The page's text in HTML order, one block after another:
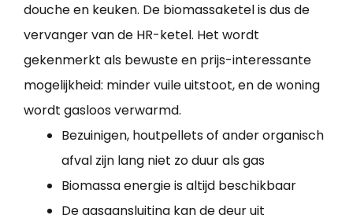
douche en keuken. De biomassaketel is dus de
vervanger van de HR-ketel. Het wordt
gekenmerkt als bewuste en prijs-interessante
mogelijkheid: minder vuile uitstoot, en de woning
wordt gasloos verwarmd.
Bezuinigen, houtpellets of ander organisch
afval zijn lang niet zo duur als gas
Biomassa energie is altijd beschikbaar
De gasaansluiting kan de deur uit